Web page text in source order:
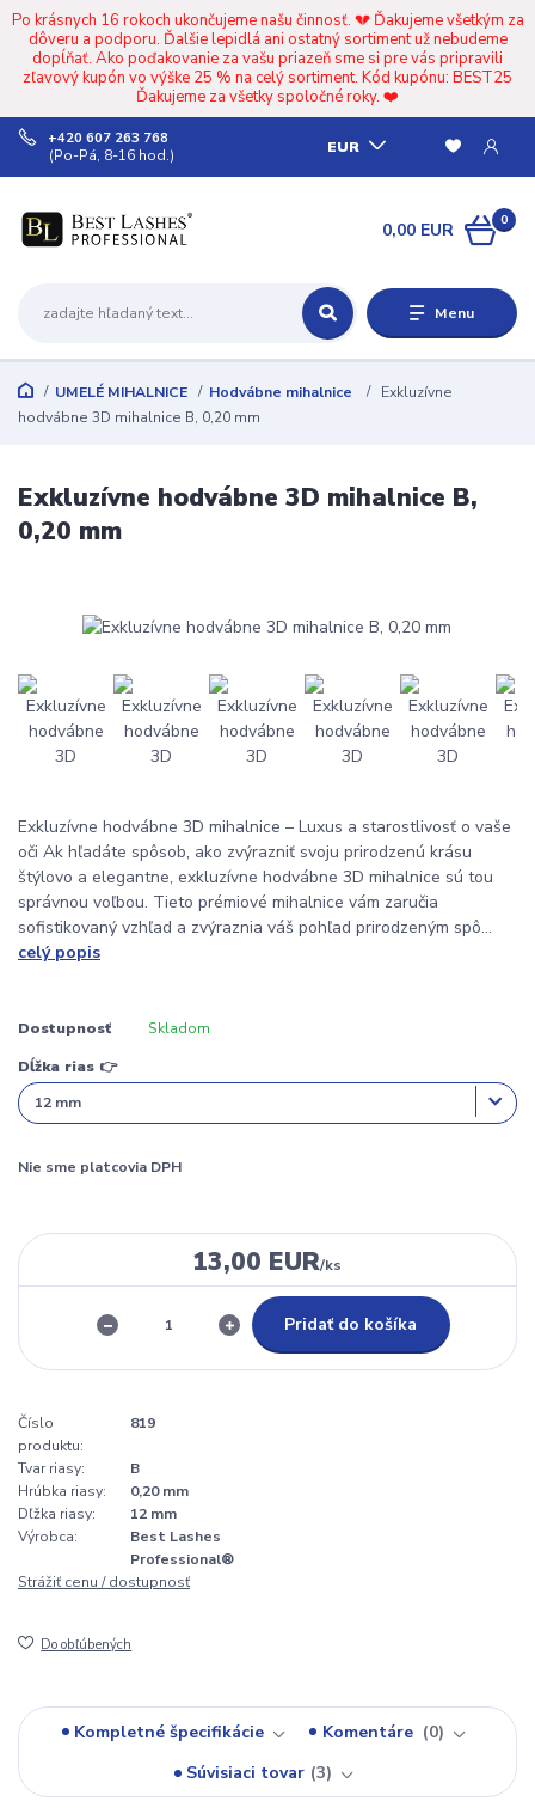
Po krásnych 16 rokoch ukončujeme našu činnosť. 💔 Ďakujeme všetkým za
dôveru a podporu. Ďalšie lepidlá ani ostatný sortiment už nebudeme
dopĺňať. Ako poďakovanie za vašu priazeň sme si pre vás pripravili
zľavový kupón vo výške 25 % na celý sortiment. Kód kupónu: BEST25
Ďakujeme za všetky spoločné roky. ❤️
Menu
EUR
+420 607 263 768
(Po-Pá, 8-16 hod.)
0
0,00 EUR
UMELÉ MIHALNICE Hodvábne mihalnice
Exkluzívne
hodvábne 3D mihalnice B, 0,20 mm
Exkluzívne hodvábne 3D mihalnice B,
0,20 mm
Exkluzívne hodvábne 3D mihalnice – Luxus a starostlivosť o vaše
oči Ak hľadáte spôsob, ako zvýrazniť svoju prirodzenú krásu
štýlovo a elegantne, exkluzívne hodvábne 3D mihalnice sú tou
správnou voľbou. Tieto prémiové mihalnice vám zaručia
sofistikovaný vzhľad a zvýraznia váš pohľad prirodzeným spô...
celý popis
Dostupnosť Skladom
Dĺžka rias 👉
Nie sme platcovia DPH
13,00 EUR/ks
Pridať do košíka
Číslo
produktu:
819
Tvar riasy:
B
Hrúbka riasy:
0,20 mm
Dľžka riasy:
12 mm
Výrobca:
Best Lashes
Professional®
Strážiť cenu / dostupnosť
Do obľúbených
Kompletné špecifikácie Komentáre
0
Súvisiaci tovar 3